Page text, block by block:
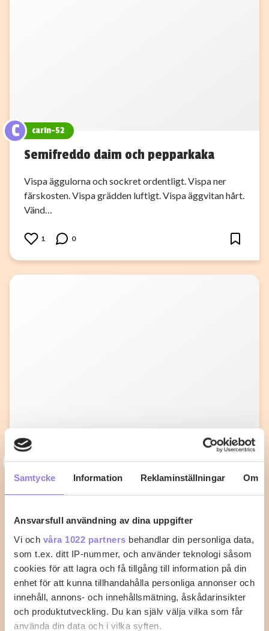
Samtycke Information Reklaminställningar Om
Ansvarsfull användning av dina uppgifter
Vi och våra 1022 partners behandlar din personliga data,
som t.ex. ditt IP-nummer, och använder teknologi såsom
cookies för att lagra och få tillgång till information på din
enhet för att kunna tillhandahålla personliga annonser och
innehåll, annons- och innehållsmätning, åskådarinsikter
och produktutveckling. Du kan själv välja vilka som får
använda din data och i vilka syften.
C carin-52
Semifreddo daim och pepparkaka
Vispa äggulorna och sockret ordentligt. Vispa ner
färskosten. Vispa grädden luftigt. Vispa äggvitan hårt.
Vänd…
1 0
N nilma65
Fiskgratäng med kräftstjärtar och
fisken.
0 0